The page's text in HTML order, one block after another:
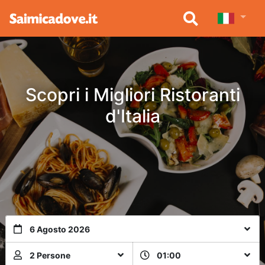
Scopri i Migliori Ristoranti
d'Italia
6 Agosto 2026
2 Persone 01:00